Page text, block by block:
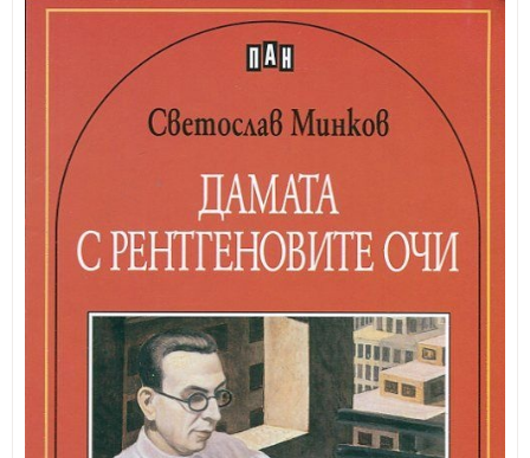
ИЗКУСТВА
КАНЦЕЛАРСКИ МАТЕРИАЛИ
КНИГИ И УЧЕБНИЦИ
НОВИ
ПРОМОЦИИ
S.T.E.M.